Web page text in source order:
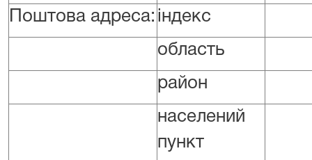
Поштова адреса: індекс
область
район
населений
пункт